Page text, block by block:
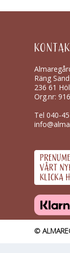
Räng
236 61
Org.nr:
Tel040-
©